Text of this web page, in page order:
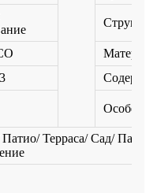
Патио/ Терраса/ Сад/